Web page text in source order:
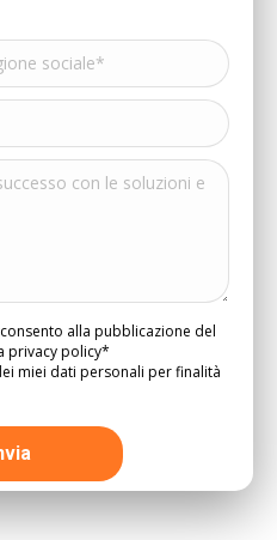
alla pubblicazione del
privacy policy*
miei dati personali per finalità